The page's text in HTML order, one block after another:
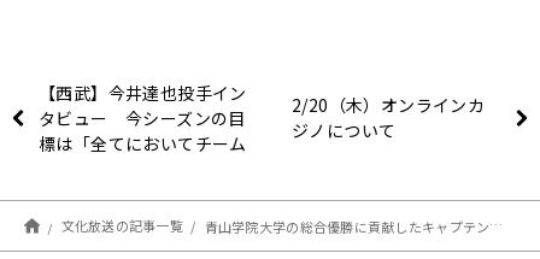
【西武】今井達也投手イン
タビュー 今シーズンの目
標は「全てにおいてチーム
2/20（木）オンラインカ
ジノについて
文化放送の記事一覧 青山学院大学の総合優勝に貢献したキャプテン田中悠登 “パーソナリティ”デビュー『Track Town JPN～さよなら「中町2丁目ニュース」スペシャル～』2/21（金）ポッドキャスト配信